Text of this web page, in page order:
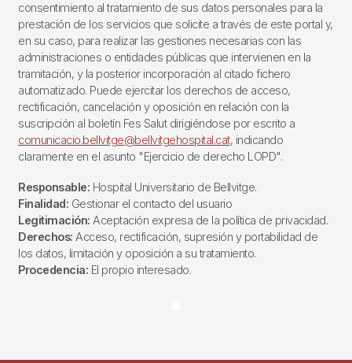
consentimiento al tratamiento de sus datos personales para la
prestación de los servicios que solicite a través de este portal y,
en su caso, para realizar las gestiones necesarias con las
administraciones o entidades públicas que intervienen en la
tramitación, y la posterior incorporación al citado fichero
automatizado. Puede ejercitar los derechos de acceso,
rectificación, cancelación y oposición en relación con la
suscripción al boletín Fes Salut dirigiéndose por escrito a
comunicacio.bellvitge@bellvitgehospital.cat, indicando
claramente en el asunto "Ejercicio de derecho LOPD".
Responsable: Hospital Universitario de Bellvitge.
Finalidad: Gestionar el contacto del usuario
Legitimación: Aceptación expresa de la política de privacidad.
Derechos: Acceso, rectificación, supresión y portabilidad de
los datos, limitación y oposición a su tratamiento.
Procedencia: El propio interesado.